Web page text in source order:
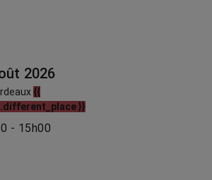
2026
{{
}}
- 15h00